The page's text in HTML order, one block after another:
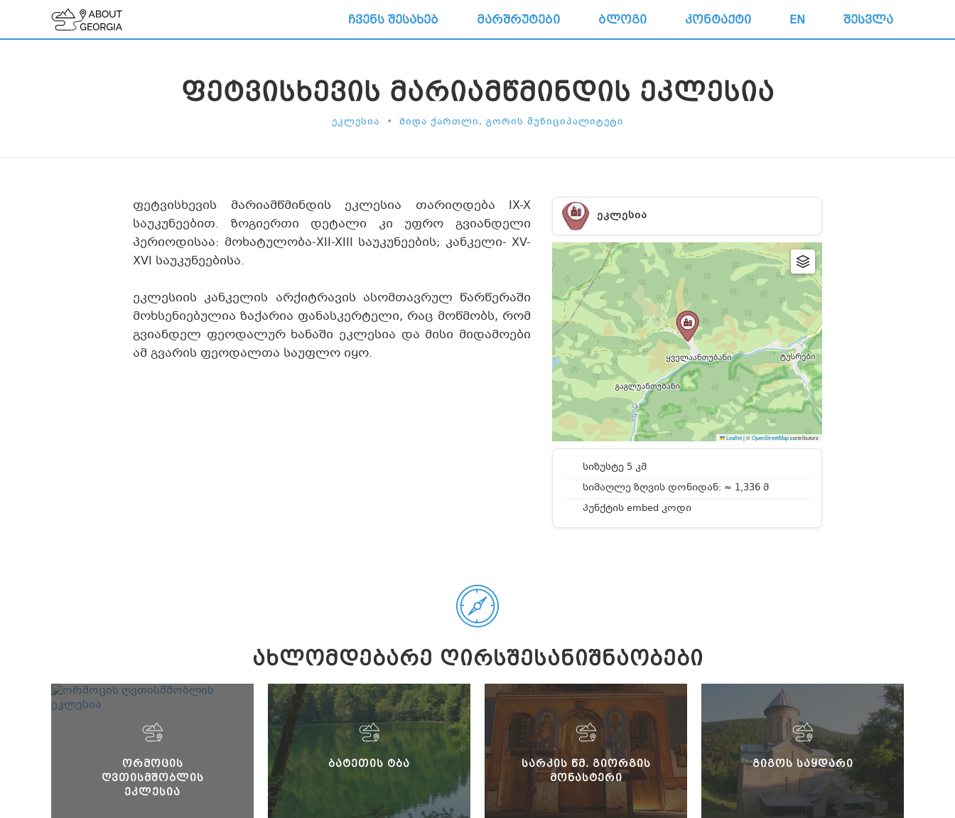
ᲩᲕᲔᲜᲡ ᲨᲔᲡᲐᲮᲔᲑ ᲛᲐᲠᲨᲠᲣᲢᲔᲑᲘ ᲑᲚᲝᲒᲘ ᲙᲝᲜᲢᲐᲥᲢᲘ EN ᲨᲔᲡᲕᲚᲐ
ᲤᲔᲢᲕᲘᲡᲮᲔᲕᲘᲡ ᲛᲐᲠᲘᲐᲛᲬᲛᲘᲜᲓᲘᲡ ᲔᲙᲚᲔᲡᲘᲐ
ᲔᲙᲚᲔᲡᲘᲐ • ᲨᲘᲓᲐ ᲥᲐᲠᲗᲚᲘ, ᲒᲝᲠᲘᲡ ᲛᲣᲜᲘᲪᲘᲞᲐᲚᲘᲢᲔᲢᲘ
ᲔᲙᲚᲔᲡᲘᲐ
Leaflet|©OpenStreetMapcontributors
სიზუსტე 5 კმ
სიმაღლე ზღვის დონიდან: ≈ 1,336 მ
პუნქტის embed კოდი
ფეტვისხევის მარიამწმინდის ეკლესია თარიღდება IX-X
საუკუნეებით. ზოგიერთი დეტალი კი უფრო გვიანდელი
პერიოდისაა: მოხატულობა-XII-XIII საუკუნეების; კანკელი- XV-
XVI საუკუნეებისა.
ეკლესიის კანკელის არქიტრავის ასომთავრულ წარწერაში
მოხსენიებულია ზაქარია ფანასკერტელი, რაც მოწმობს, რომ
გვიანდელ ფეოდალურ ხანაში ეკლესია და მისი მიდამოები
ამ გვარის ფეოდალთა საუფლო იყო.
ᲐᲮᲚᲝᲛᲓᲔᲑᲐᲠᲔ ᲦᲘᲠᲡᲨᲔᲡᲐᲜᲘᲨᲜᲐᲝᲑᲔᲑᲘ
ᲝᲠᲛᲝᲪᲘᲡ
ᲦᲕᲗᲘᲡᲛᲨᲝᲑᲚᲘᲡ
ᲔᲙᲚᲔᲡᲘᲐ
ᲑᲐᲢᲔᲗᲘᲡ ᲢᲑᲐ
ᲡᲐᲠᲙᲘᲡ ᲬᲛ. ᲒᲘᲝᲠᲒᲘᲡ
ᲛᲝᲜᲐᲡᲢᲔᲠᲘ
ᲒᲘᲒᲝᲡ ᲡᲐᲧᲓᲐᲠᲘ